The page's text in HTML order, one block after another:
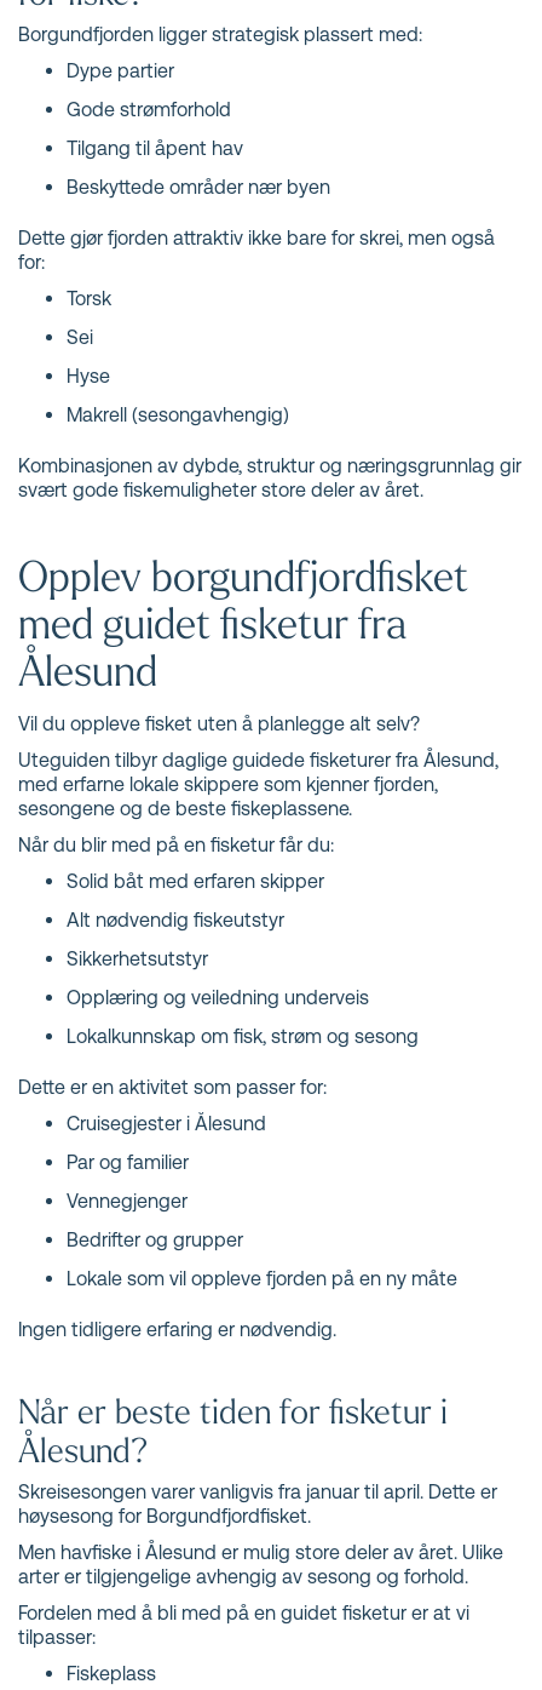
Borgundfjorden ligger strategisk plassert med:
Dype partier
Gode strømforhold
Tilgang til åpent hav
Beskyttede områder nær byen
Dette gjør fjorden attraktiv ikke bare for skrei, men også
for:
Torsk
Sei
Hyse
Makrell (sesongavhengig)
Kombinasjonen av dybde, struktur og næringsgrunnlag gir
svært gode fiskemuligheter store deler av året.
Opplev borgundfjordfisket
med guidet fisketur fra
Ålesund
Vil du oppleve fisket uten å planlegge alt selv?
Uteguiden tilbyr daglige guidede fisketurer fra Ålesund,
med erfarne lokale skippere som kjenner fjorden,
sesongene og de beste fiskeplassene.
Når du blir med på en fisketur får du:
Solid båt med erfaren skipper
Alt nødvendig fiskeutstyr
Sikkerhetsutstyr
Opplæring og veiledning underveis
Lokalkunnskap om fisk, strøm og sesong
Dette er en aktivitet som passer for:
Cruisegjester i Ålesund
Par og familier
Vennegjenger
Bedrifter og grupper
Lokale som vil oppleve fjorden på en ny måte
Ingen tidligere erfaring er nødvendig.
Når er beste tiden for fisketur i
Ålesund?
Skreisesongen varer vanligvis fra januar til april. Dette er
høysesong for Borgundfjordfisket.
Men havfiske i Ålesund er mulig store deler av året. Ulike
arter er tilgjengelige avhengig av sesong og forhold.
Fordelen med å bli med på en guidet fisketur er at vi
tilpasser:
Fiskeplass